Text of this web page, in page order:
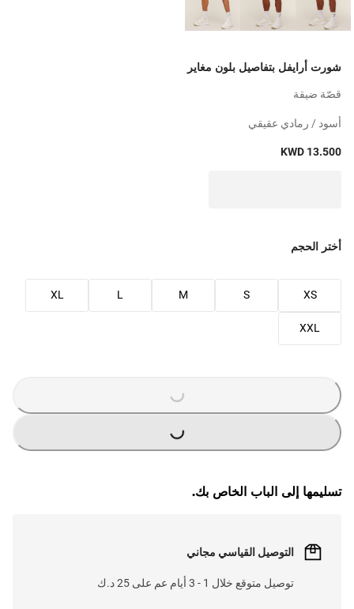
شورت أرايفل بتفاصيل بلون مغاير
قصّة ضيقة
أسود / رمادي عقيقي
KWD 13.500
أختر الحجم
XS
S
M
L
XL
XXL
G
.
G
.
تسليمها إلى الباب الخاص بك.
التوصيل القياسي مجاني
توصيل متوقع خلال 1 - 3 أيام عم على 25 د.ك